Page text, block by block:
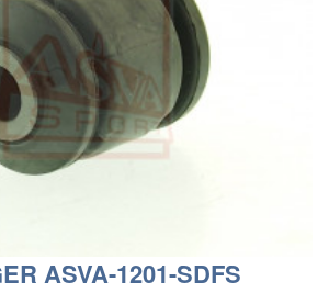
ASVA-1201-SDFS